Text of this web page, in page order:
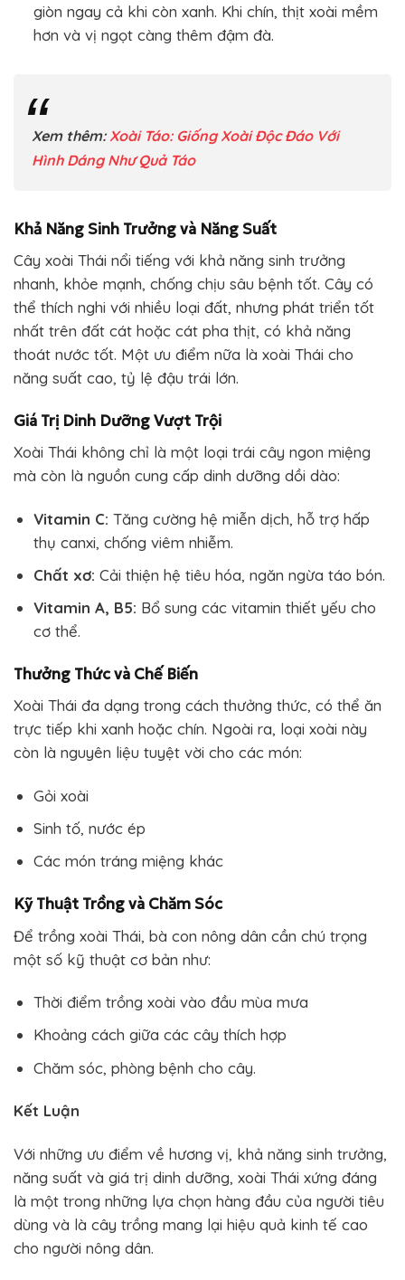
giòn ngay cả khi còn xanh. Khi chín, thịt xoài mềm
hơn và vị ngọt càng thêm đậm đà.
Xem thêm: Xoài Táo: Giống Xoài Độc Đáo Với
Hình Dáng Như Quả Táo
Khả Năng Sinh Trưởng và Năng Suất
Cây xoài Thái nổi tiếng với khả năng sinh trưởng
nhanh, khỏe mạnh, chống chịu sâu bệnh tốt. Cây có
thể thích nghi với nhiều loại đất, nhưng phát triển tốt
nhất trên đất cát hoặc cát pha thịt, có khả năng
thoát nước tốt. Một ưu điểm nữa là xoài Thái cho
năng suất cao, tỷ lệ đậu trái lớn.
Giá Trị Dinh Dưỡng Vượt Trội
Xoài Thái không chỉ là một loại trái cây ngon miệng
mà còn là nguồn cung cấp dinh dưỡng dồi dào:
Vitamin C: Tăng cường hệ miễn dịch, hỗ trợ hấp
thụ canxi, chống viêm nhiễm.
Chất xơ: Cải thiện hệ tiêu hóa, ngăn ngừa táo bón.
Vitamin A, B5: Bổ sung các vitamin thiết yếu cho
cơ thể.
Thưởng Thức và Chế Biến
Xoài Thái đa dạng trong cách thưởng thức, có thể ăn
trực tiếp khi xanh hoặc chín. Ngoài ra, loại xoài này
còn là nguyên liệu tuyệt vời cho các món:
Gỏi xoài
Sinh tố, nước ép
Các món tráng miệng khác
Kỹ Thuật Trồng và Chăm Sóc
Để trồng xoài Thái, bà con nông dân cần chú trọng
một số kỹ thuật cơ bản như:
Thời điểm trồng xoài vào đầu mùa mưa
Khoảng cách giữa các cây thích hợp
Chăm sóc, phòng bệnh cho cây.
Kết Luận
Với những ưu điểm về hương vị, khả năng sinh trưởng,
năng suất và giá trị dinh dưỡng, xoài Thái xứng đáng
là một trong những lựa chọn hàng đầu của người tiêu
dùng và là cây trồng mang lại hiệu quả kinh tế cao
cho người nông dân.